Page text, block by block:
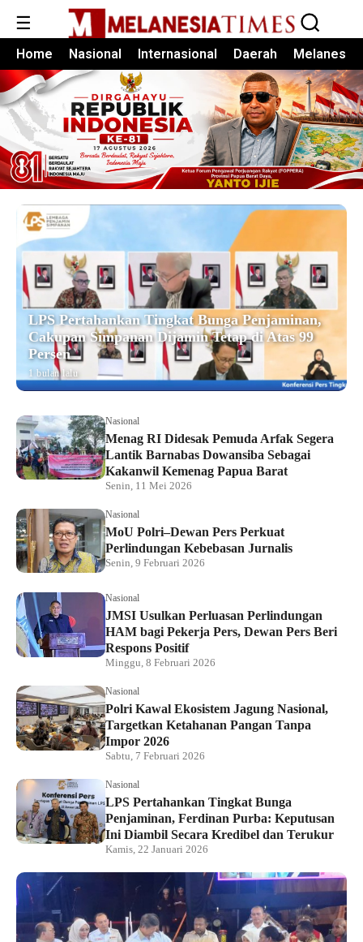
☰
Home Nasional Internasional Daerah Melanesia
LPS Pertahankan Tingkat Bunga Penjaminan,
Cakupan Simpanan Dijamin Tetap di Atas 99
Persen
1 bulan lalu
Nasional
Menag RI Didesak Pemuda Arfak Segera
Lantik Barnabas Dowansiba Sebagai
Kakanwil Kemenag Papua Barat
Senin, 11 Mei 2026
Nasional
MoU Polri–Dewan Pers Perkuat
Perlindungan Kebebasan Jurnalis
Senin, 9 Februari 2026
Nasional
JMSI Usulkan Perluasan Perlindungan
HAM bagi Pekerja Pers, Dewan Pers Beri
Respons Positif
Minggu, 8 Februari 2026
Nasional
Polri Kawal Ekosistem Jagung Nasional,
Targetkan Ketahanan Pangan Tanpa
Impor 2026
Sabtu, 7 Februari 2026
Nasional
LPS Pertahankan Tingkat Bunga
Penjaminan, Ferdinan Purba: Keputusan
Ini Diambil Secara Kredibel dan Terukur
Kamis, 22 Januari 2026